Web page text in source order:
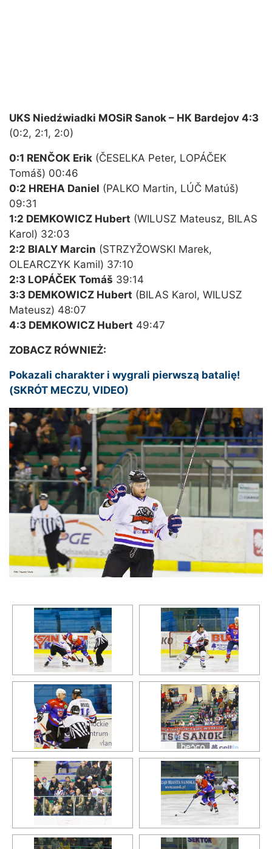
UKS Niedźwiadki MOSiR Sanok – HK Bardejov 4:3
(0:2, 2:1, 2:0)
0:1 RENČOK Erik (ČESELKA Peter, LOPÁČEK
Tomáš) 00:46
0:2 HREHA Daniel (PALKO Martin, LÚČ Matúš)
09:31
1:2 DEMKOWICZ Hubert (WILUSZ Mateusz, BILAS
Karol) 32:03
2:2 BIALY Marcin (STRZYŽOWSKI Marek,
OLEARCZYK Kamil) 37:10
2:3 LOPÁČEK Tomáš 39:14
3:3 DEMKOWICZ Hubert (BILAS Karol, WILUSZ
Mateusz) 48:07
4:3 DEMKOWICZ Hubert 49:47
ZOBACZ RÓWNIEŻ:
Pokazali charakter i wygrali pierwszą batalię!
(SKRÓT MECZU, VIDEO)